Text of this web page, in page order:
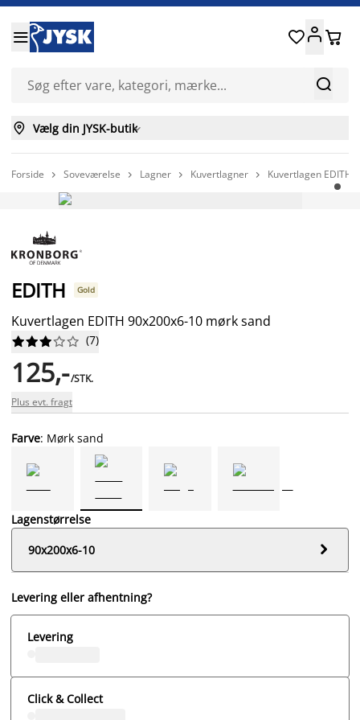


 
 Vælg din JYSK-butik
Forside  Soveværelse  Lagner  Kuvertlagner  Kuvertlagen EDITH
EDITH Gold
Kuvertlagen EDITH 90x200x6-10 mørk sand





 (7)
125,-/STK.
Plus evt. fragt
Farve: Mørk sand
Lagenstørrelse
90x200x6-10

Levering eller afhentning?
Levering
Click & Collect